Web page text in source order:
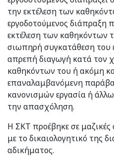
την εκτέλεση των
εργοδοτούμενος διάπραξη
εκτέλεση των καθηκόντων
σιωπηρή συγκατάθεση του
απρεπή διαγωγή κατά τον
καθηκόντων του ή ακόμη
επαναλαμβανόμενη
κανονισμών εργασία ή
την απασχόληση.
Η ΣΚΤ προέβηκε σε μαζικές
με το δικαιολογητικό της
αδικήματος.